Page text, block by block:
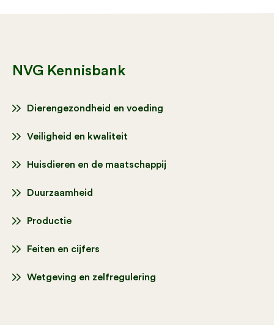
NVG Kennisbank
Dierengezondheid en voeding
Veiligheid en kwaliteit
Huisdieren en de maatschappij
Duurzaamheid
Productie
Feiten en cijfers
Wetgeving en zelfregulering